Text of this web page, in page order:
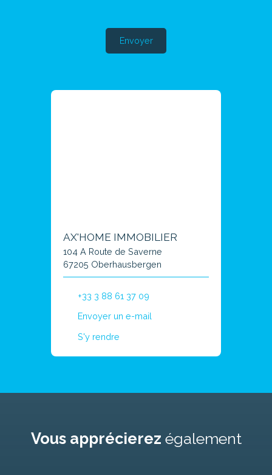
Envoyer
AX'HOME IMMOBILIER
104 A Route de Saverne
67205 Oberhausbergen
+33 3 88 61 37 09
Envoyer un e-mail
S'y rendre
Vous apprécierez également